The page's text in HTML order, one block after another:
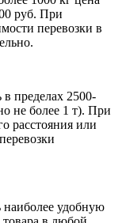
руб. При
перевозки в
пределах 2500-
не более 1 т). При
расстояния или
удобную